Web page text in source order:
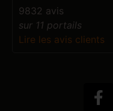
9832 avis
sur 11 portails
Lire les avis clients